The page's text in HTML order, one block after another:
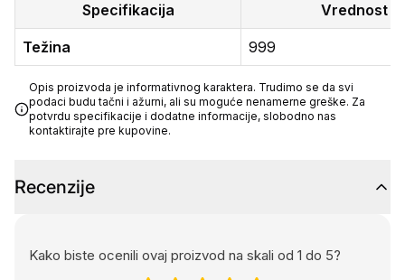
Specifikacija Vrednost
Težina 999
Opis proizvoda je informativnog karaktera. Trudimo se da svi
podaci budu tačni i ažurni, ali su moguće nenamerne greške. Za
potvrdu specifikacije i dodatne informacije, slobodno nas
kontaktirajte pre kupovine.
Recenzije
Kako biste ocenili ovaj proizvod na skali od 1 do 5?